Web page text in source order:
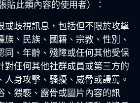
貼此類內容的使用者）：
或歧視訊息，包括但不限於攻擊
族、民族、國籍、宗教、性別、
同、年齡、殘障或任何其他受保
對任何其他社群成員或第三方的
人身攻擊、騷擾、威脅或謾罵。
、猥褻、露骨或圖片內容的訊